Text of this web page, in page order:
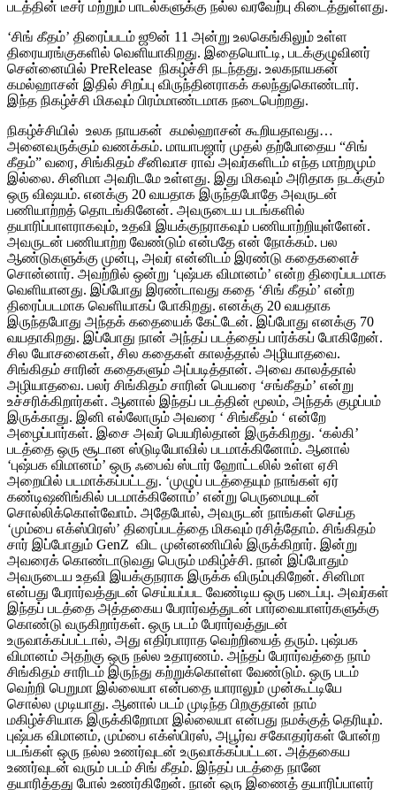
படத்தின் டீசர் மற்றும் பாடல்களுக்கு நல்ல வரவேற்பு கிடைத்துள்ளது.
‘சிங் கீதம்’ திரைப்படம் ஜூன் 11 அன்று உலகெங்கிலும் உள்ள
திரையரங்குகளில் வெளியாகிறது. இதையொட்டி, படக்குழுவினர்
சென்னையில் PreRelease நிகழ்ச்சி நடந்தது. உலகநாயகன்
கமல்ஹாசன் இதில் சிறப்பு விருந்தினராகக் கலந்துகொண்டார்.
இந்த நிகழ்ச்சி மிகவும் பிரம்மாண்டமாக நடைபெற்றது.
நிகழ்ச்சியில் உலக நாயகன் கமல்ஹாசன் கூறியதாவது…
அனைவருக்கும் வணக்கம். மாயாபஜார் முதல் தற்போதைய “சிங்
கீதம்” வரை, சிங்கிதம் சீனிவாச ராவ் அவர்களிடம் எந்த மாற்றமும்
இல்லை. சினிமா அவரிடமே உள்ளது. இது மிகவும் அரிதாக நடக்கும்
ஒரு விஷயம். எனக்கு 20 வயதாக இருந்தபோதே அவருடன்
பணியாற்றத் தொடங்கினேன். அவருடைய படங்களில்
தயாரிப்பாளராகவும், உதவி இயக்குநராகவும் பணியாற்றியுள்ளேன்.
அவருடன் பணியாற்ற வேண்டும் என்பதே என் நோக்கம். பல
ஆண்டுகளுக்கு முன்பு, அவர் என்னிடம் இரண்டு கதைகளைச்
சொன்னார். அவற்றில் ஒன்று ‘புஷ்பக விமானம்’ என்ற திரைப்படமாக
வெளியானது. இப்போது இரண்டாவது கதை ‘சிங் கீதம்’ என்ற
திரைப்படமாக வெளியாகப் போகிறது. எனக்கு 20 வயதாக
இருந்தபோது அந்தக் கதையைக் கேட்டேன். இப்போது எனக்கு 70
வயதாகிறது. இப்போது நான் அந்தப் படத்தைப் பார்க்கப் போகிறேன்.
சில யோசனைகள், சில கதைகள் காலத்தால் அழியாதவை.
சிங்கிதம் சாரின் கதைகளும் அப்படித்தான். அவை காலத்தால்
அழியாதவை. பலர் சிங்கிதம் சாரின் பெயரை ‘சங்கீதம்’ என்று
உச்சரிக்கிறார்கள். ஆனால் இந்தப் படத்தின் மூலம், அந்தக் குழப்பம்
இருக்காது. இனி எல்லோரும் அவரை ‘ சிங்கீதம் ‘ என்றே
அழைப்பார்கள். இசை அவர் பெயரில்தான் இருக்கிறது. ‘கல்கி’
படத்தை ஒரு சூடான ஸ்டுடியோவில் படமாக்கினோம். ஆனால்
‘புஷ்பக விமானம்’ ஒரு ஃபைவ் ஸ்டார் ஹோட்டலில் உள்ள ஏசி
அறையில் படமாக்கப்பட்டது. ‘முழுப் படத்தையும் நாங்கள் ஏர்
கண்டிஷனிங்கில் படமாக்கினோம்’ என்று பெருமையுடன்
சொல்லிக்கொள்வோம். அதேபோல், அவருடன் நாங்கள் செய்த
‘மும்பை எக்ஸ்பிரஸ்’ திரைப்படத்தை மிகவும் ரசித்தோம். சிங்கிதம்
சார் இப்போதும் GenZ விட முன்னணியில் இருக்கிறார். இன்று
அவரைக் கொண்டாடுவது பெரும் மகிழ்ச்சி. நான் இப்போதும்
அவருடைய உதவி இயக்குநராக இருக்க விரும்புகிறேன். சினிமா
என்பது பேரார்வத்துடன் செய்யப்பட வேண்டிய ஒரு படைப்பு. அவர்கள்
இந்தப் படத்தை அத்தகைய பேரார்வத்துடன் பார்வையாளர்களுக்கு
கொண்டு வருகிறார்கள். ஒரு படம் பேரார்வத்துடன்
உருவாக்கப்பட்டால், அது எதிர்பாராத வெற்றியைத் தரும். புஷ்பக
விமானம் அதற்கு ஒரு நல்ல உதாரணம். அந்தப் பேரார்வத்தை நாம்
சிங்கிதம் சாரிடம் இருந்து கற்றுக்கொள்ள வேண்டும். ஒரு படம்
வெற்றி பெறுமா இல்லையா என்பதை யாராலும் முன்கூட்டியே
சொல்ல முடியாது. ஆனால் படம் முடிந்த பிறகுதான் நாம்
மகிழ்ச்சியாக இருக்கிறோமா இல்லையா என்பது நமக்குத் தெரியும்.
புஷ்பக விமானம், மும்பை எக்ஸ்பிரஸ், அபூர்வ சகோதரர்கள் போன்ற
படங்கள் ஒரு நல்ல உணர்வுடன் உருவாக்கப்பட்டன. அத்தகைய
உணர்வுடன் வரும் படம் சிங் கீதம். இந்தப் படத்தை நானே
தயாரித்தது போல் உணர்கிறேன். நான் ஒரு இணைத் தயாரிப்பாளர்